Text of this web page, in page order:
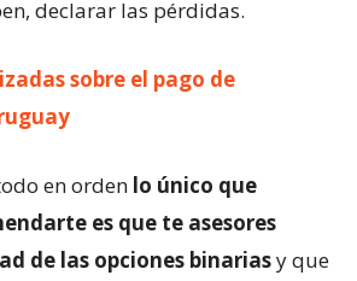
declarar las pérdidas.
sobre el pago de
en orden lo único que
es que te asesores
de las opciones binariasy que